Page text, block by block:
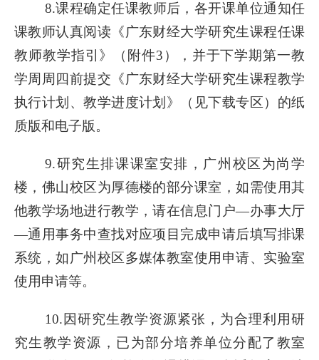
8.课程确定任课教师后，各开课单位通知任
课教师认真阅读《广东财经大学研究生课程任课
教师教学指引》（附件3），并于下学期第一教
学周周四前提交《广东财经大学研究生课程教学
执行计划、教学进度计划》（见下载专区）的纸
质版和电子版。
9.研究生排课课室安排，广州校区为尚学
楼，佛山校区为厚德楼的部分课室，如需使用其
他教学场地进行教学，请在信息门户—办事大厅
—通用事务中查找对应项目完成申请后填写排课
系统，如广州校区多媒体教室使用申请、实验室
使用申请等。
10.因研究生教学资源紧张，为合理利用研
究生教学资源，已为部分培养单位分配了教室